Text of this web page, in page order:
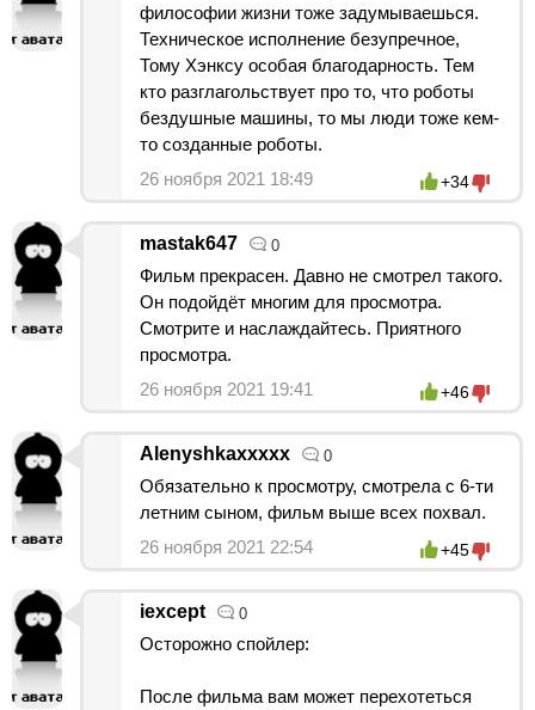
философии жизни тоже задумываешься.
Техническое исполнение безупречное,
Тому Хэнксу особая благодарность. Тем
кто разглагольствует про то, что роботы
бездушные машины, то мы люди тоже кем-
то созданные роботы.
26 ноября 2021 18:49
+34
mastak647 0
Фильм прекрасен. Давно не смотрел такого.
Он подойдёт многим для просмотра.
Смотрите и наслаждайтесь. Приятного
просмотра.
26 ноября 2021 19:41
+46
Alenyshkaxxxxx 0
Обязательно к просмотру, смотрела с 6-ти
летним сыном, фильм выше всех похвал.
26 ноября 2021 22:54
+45
iexcept 0
Осторожно спойлер:
После фильма вам может перехотеться